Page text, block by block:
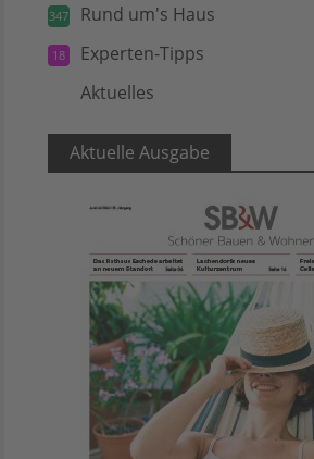
347 Rund um's Haus
18 Experten-Tipps
Aktuelles
Aktuelle Ausgabe